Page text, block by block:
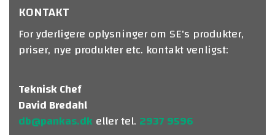
KONTAKT
For yderligere oplysninger om SE's produkter,
priser, nye produkter etc. kontakt venligst:
Teknisk Chef
David Bredahl
db@pankas.dk eller tel. 2937 9596